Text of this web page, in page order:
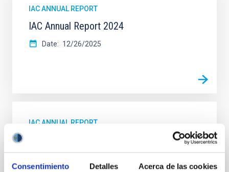
Consentimiento Detalles Acerca de las cookies
IAC ANNUAL REPORT
IAC Annual Report 2024
Date 12/26/2025
IAC ANNUAL REPORT